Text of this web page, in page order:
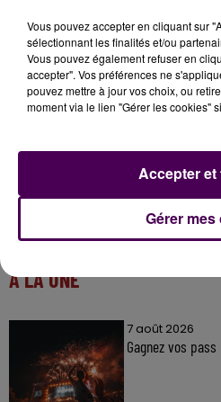
À LA UNE
7 août 2026
Gagnez vos
Vous pouvez accepter en cliquant sur
sélectionnant les finalités et/ou
Vous pouvez également refuser en
accepter". Vos préférences ne
pouvez mettre à jour vos choix, ou
moment via le lien "Gérer les cookies"
Gérer
Accepter et